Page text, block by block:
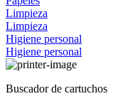
Limpieza
Limpieza
Higiene personal
Higiene personal
Buscador de cartuchos